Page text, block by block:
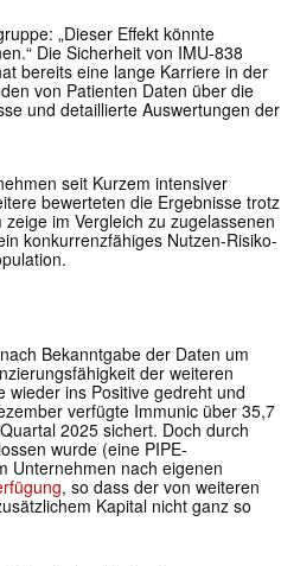
„Dieser Effekt könnte
Die Sicherheit von IMU-838
bereits eine lange Karriere in der
von Patienten Daten über die
und detaillierte Auswertungen der
seit Kurzem intensiver
bewerteten die Ergebnisse trotz
im Vergleich zu zugelassenen
konkurrenzfähiges Nutzen-Risiko-
Bekanntgabe der Daten um
der weiteren
wieder ins Positive gedreht und
verfügte Immunic über 35,7
2025 sichert. Doch durch
wurde (eine PIPE-
Unternehmen nach eigenen
, so dass der von weiteren
Kapital nicht ganz so